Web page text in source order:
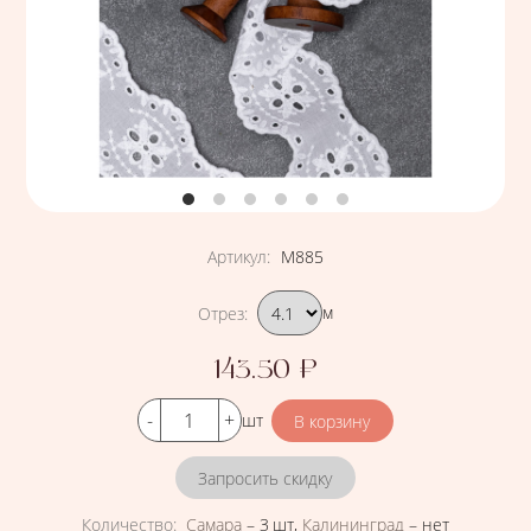
Артикул: М885
Подобрать вариант
Отрез: м
Цена
143.50 ₽
Кол-во шт
Запросить скидку
Количество: Самара –3 шт, Калининград – нет